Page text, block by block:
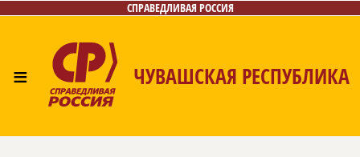
СПРАВЕДЛИВАЯ РОССИЯ
≡ ЧУВАШСКАЯ РЕСПУБЛИКА